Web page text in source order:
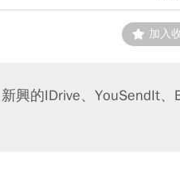
加入
興的IDrive、YouSendIt、